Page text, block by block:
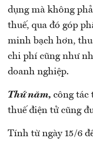
dụng mà không
thuế, qua đó góp
minh bạch hơn,
chi phí cũng như
doanh nghiệp.
Thứ năm, công tác
thuế điện tử cũng
Tính từ ngày 15/6